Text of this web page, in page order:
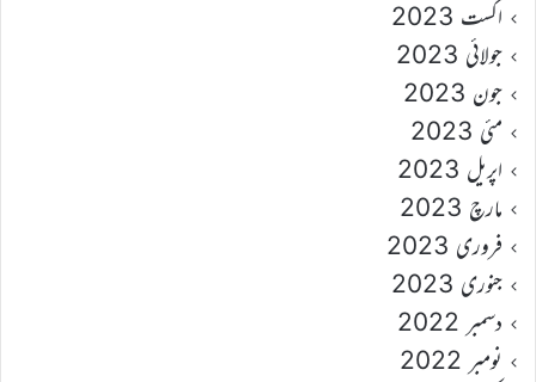
اگست 2023
جولائی 2023
جون 2023
مئی 2023
اپریل 2023
مارچ 2023
فروری 2023
جنوری 2023
دسمبر 2022
نومبر 2022